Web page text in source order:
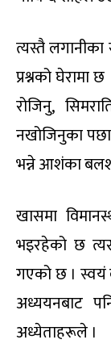
त्यस्तै
प्रश्नको
रोजिनु,
नखोजिनुका
भन्ने आशंका
खासमा
भइरहेको छ
गएको छ । स्वयं
अध्ययनबाट
अध्येताहरूले ।